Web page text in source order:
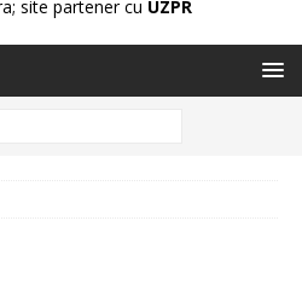
site partener cu UZPR